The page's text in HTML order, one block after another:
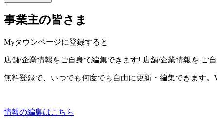
事業主の皆さま
Myタウンページに登録すると
店舗/企業情報をご自身で編集できます! 店舗/企業情報を ご
無料登録で、いつでも何度でも自由に更新・編集できます。
情報の編集はこちら